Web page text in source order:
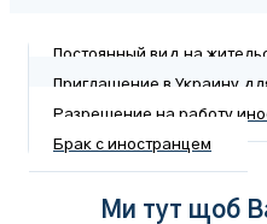
Постоянный вид на
Приглашение в Украину
Разрешение на работу
Брак с иностранцем
Ми тут щоб